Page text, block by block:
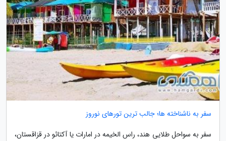
سفر به ناشناخته ها؛ جالب ترین تورهای نوروز
سفر به سواحل طلایی هند، راس الخیمه در امارات یا آکتائو در قزاقستان،